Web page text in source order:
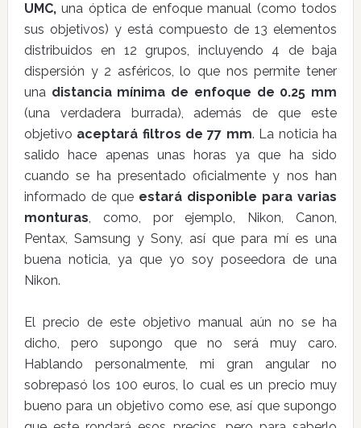
UMC,una óptica de enfoque manual (como todos
sus objetivos) y está compuesto de 13 elementos
distribuidos en 12 grupos, incluyendo 4 de baja
dispersión y 2 asféricos, lo que nos permite tener
una distancia mínima de enfoque de 0.25 mm
(una verdadera burrada), además de que este
objetivo aceptará filtros de 77 mm. La noticia ha
salido hace apenas unas horas ya que ha sido
cuando se ha presentado oficialmente y nos han
informado de que estará disponible para varias
monturas, como, por ejemplo, Nikon, Canon,
Pentax, Samsung y Sony, así que para mí es una
buena noticia, ya que yo soy poseedora de una
Nikon.
El precio de este objetivo manual aún no se ha
dicho, pero supongo que no será muy caro.
Hablando personalmente, mi gran angular no
sobrepasó los 100 euros, lo cual es un precio muy
bueno para un objetivo como ese, así que supongo